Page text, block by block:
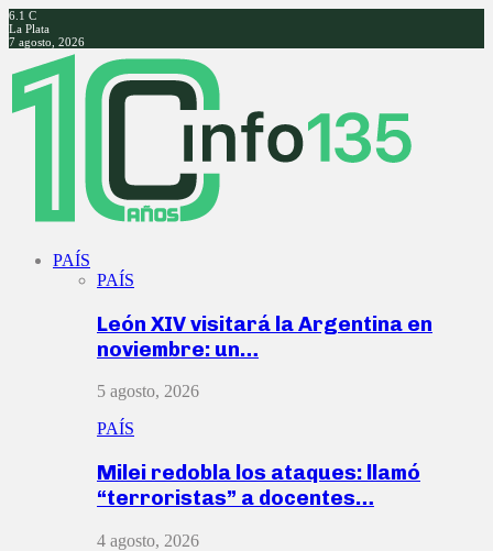
6.1 C
La Plata
7 agosto, 2026
Facebook
Twitter
Instagram
Youtube
PAÍS
PAÍS
León XIV visitará la Argentina en
noviembre: un…
5 agosto, 2026
PAÍS
Milei redobla los ataques: llamó
“terroristas” a docentes…
4 agosto, 2026